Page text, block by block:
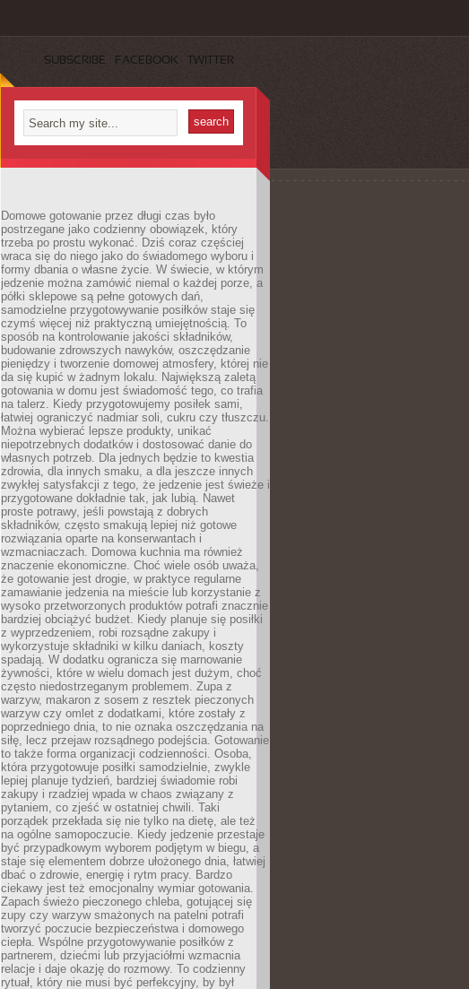
SUBSCRIBE FACEBOOK TWITTER
Domowe gotowanie przez długi czas było
postrzegane jako codzienny obowiązek, który
trzeba po prostu wykonać. Dziś coraz częściej
wraca się do niego jako do świadomego wyboru i
formy dbania o własne życie. W świecie, w którym
jedzenie można zamówić niemal o każdej porze, a
półki sklepowe są pełne gotowych dań,
samodzielne przygotowywanie posiłków staje się
czymś więcej niż praktyczną umiejętnością. To
sposób na kontrolowanie jakości składników,
budowanie zdrowszych nawyków, oszczędzanie
pieniędzy i tworzenie domowej atmosfery, której nie
da się kupić w żadnym lokalu. Największą zaletą
gotowania w domu jest świadomość tego, co trafia
na talerz. Kiedy przygotowujemy posiłek sami,
łatwiej ograniczyć nadmiar soli, cukru czy tłuszczu.
Można wybierać lepsze produkty, unikać
niepotrzebnych dodatków i dostosować danie do
własnych potrzeb. Dla jednych będzie to kwestia
zdrowia, dla innych smaku, a dla jeszcze innych
zwykłej satysfakcji z tego, że jedzenie jest świeże i
przygotowane dokładnie tak, jak lubią. Nawet
proste potrawy, jeśli powstają z dobrych
składników, często smakują lepiej niż gotowe
rozwiązania oparte na konserwantach i
wzmacniaczach. Domowa kuchnia ma również
znaczenie ekonomiczne. Choć wiele osób uważa,
że gotowanie jest drogie, w praktyce regularne
zamawianie jedzenia na mieście lub korzystanie z
wysoko przetworzonych produktów potrafi znacznie
bardziej obciążyć budżet. Kiedy planuje się posiłki
z wyprzedzeniem, robi rozsądne zakupy i
wykorzystuje składniki w kilku daniach, koszty
spadają. W dodatku ogranicza się marnowanie
żywności, które w wielu domach jest dużym, choć
często niedostrzeganym problemem. Zupa z
warzyw, makaron z sosem z resztek pieczonych
warzyw czy omlet z dodatkami, które zostały z
poprzedniego dnia, to nie oznaka oszczędzania na
siłę, lecz przejaw rozsądnego podejścia. Gotowanie
to także forma organizacji codzienności. Osoba,
która przygotowuje posiłki samodzielnie, zwykle
lepiej planuje tydzień, bardziej świadomie robi
zakupy i rzadziej wpada w chaos związany z
pytaniem, co zjeść w ostatniej chwili. Taki
porządek przekłada się nie tylko na dietę, ale też
na ogólne samopoczucie. Kiedy jedzenie przestaje
być przypadkowym wyborem podjętym w biegu, a
staje się elementem dobrze ułożonego dnia, łatwiej
dbać o zdrowie, energię i rytm pracy. Bardzo
ciekawy jest też emocjonalny wymiar gotowania.
Zapach świeżo pieczonego chleba, gotującej się
zupy czy warzyw smażonych na patelni potrafi
tworzyć poczucie bezpieczeństwa i domowego
ciepła. Wspólne przygotowywanie posiłków z
partnerem, dziećmi lub przyjaciółmi wzmacnia
relacje i daje okazję do rozmowy. To codzienny
rytuał, który nie musi być perfekcyjny, by był